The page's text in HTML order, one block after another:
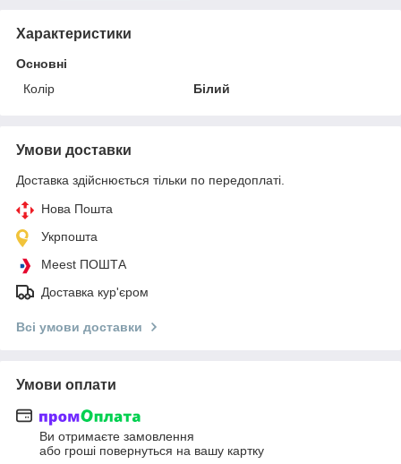
Характеристики
Основні
Колір
Білий
Умови доставки
Доставка здійснюється тільки по передоплаті.
Нова Пошта
Укрпошта
Meest ПОШТА
Доставка кур'єром
Всі умови доставки
Умови оплати
Ви отримаєте замовлення
або гроші повернуться на вашу картку